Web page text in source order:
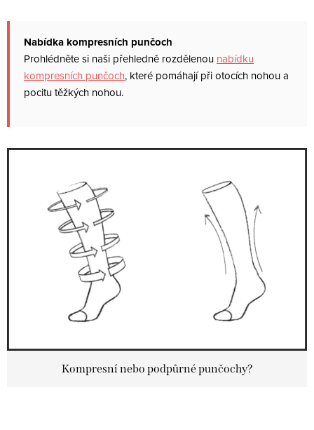
Nabídka kompresních punčoch
Prohlédněte si naši přehledně rozdělenou nabídku
kompresních punčoch, které pomáhají při otocích nohou a
pocitu těžkých nohou.
n
Kompresní nebo podpůrné punčochy?